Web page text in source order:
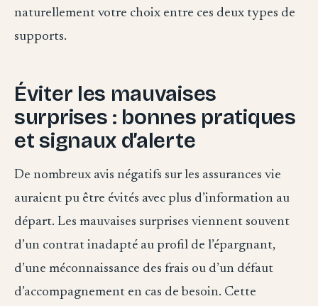
naturellement votre choix entre ces deux types de
supports.
Éviter les mauvaises
surprises : bonnes pratiques
et signaux d’alerte
De nombreux avis négatifs sur les assurances vie
auraient pu être évités avec plus d’information au
départ. Les mauvaises surprises viennent souvent
d’un contrat inadapté au profil de l’épargnant,
d’une méconnaissance des frais ou d’un défaut
d’accompagnement en cas de besoin. Cette